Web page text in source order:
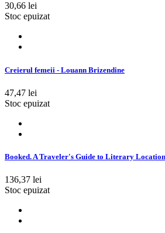
30,66 lei
Stoc epuizat
Creierul femeii - Louann Brizendine
47,47 lei
Stoc epuizat
Booked. A Traveler's Guide to Literary
136,37 lei
Stoc epuizat